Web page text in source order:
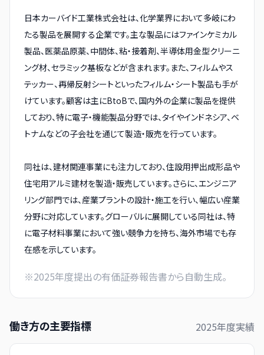
日本カーバイド工業株式会社は、化学業界において多岐にわ
たる製品を展開する企業です。主な製品にはファインケミカル
製品、医薬品原薬、中間体、粘・接着剤、半導体用金型クリーニ
ング材、セラミック基板などが含まれます。また、フィルムやス
テッカー、再帰反射シートといったフィルム・シート製品も手が
けています。顧客は主にBtoBで、国内外の企業に製品を提供
しており、特に電子・機能製品分野では、タイやインドネシア、ベ
トナムなどの子会社を通じて製造・販売を行っています。
同社は、建材関連事業にも注力しており、住設用押出成形品や
住宅用アルミ建材を製造・販売しています。さらに、エンジニア
リング部門では、産業プラントの設計・施工を行い、幅広い産業
分野に対応しています。グローバルに展開している同社は、特
に電子材料事業において強い競争力を持ち、海外市場でも存
在感を示しています。
※2025年度提出の有価証券報告書から自動生成。
働き方の主要指標 2025年度実績